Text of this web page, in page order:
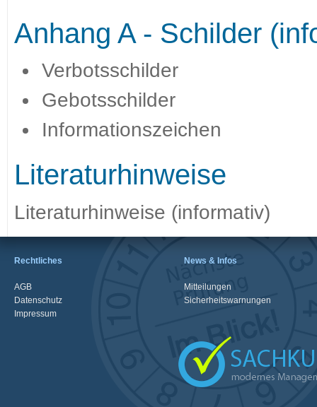
Anhang A - Schilder
Verbotsschilder
Gebotsschilder
Informationszeichen
Literaturhinweise
Literaturhinweise (informativ)
Rechtliches
AGB
Datenschutz
Impressum
News & Infos
Mitteilungen
Sicherheitswarnungen